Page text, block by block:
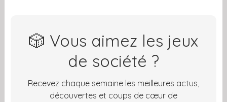
🎲 Vous aimez les jeux
de société ?
Recevez chaque semaine les meilleures actus,
découvertes et coups de cœur de